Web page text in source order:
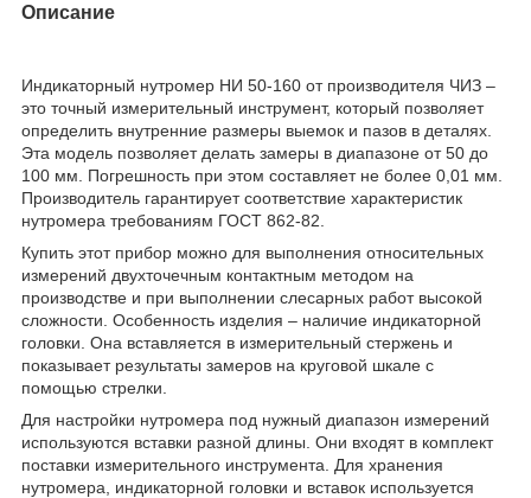
Описание
Индикаторный нутромер НИ 50-160 от производителя ЧИЗ –
это точный измерительный инструмент, который позволяет
определить внутренние размеры выемок и пазов в деталях.
Эта модель позволяет делать замеры в диапазоне от 50 до
100 мм. Погрешность при этом составляет не более 0,01 мм.
Производитель гарантирует соответствие характеристик
нутромера требованиям ГОСТ 862-82.
Купить этот прибор можно для выполнения относительных
измерений двухточечным контактным методом на
производстве и при выполнении слесарных работ высокой
сложности. Особенность изделия – наличие индикаторной
головки. Она вставляется в измерительный стержень и
показывает результаты замеров на круговой шкале с
помощью стрелки.
Для настройки нутромера под нужный диапазон измерений
используются вставки разной длины. Они входят в комплект
поставки измерительного инструмента. Для хранения
нутромера, индикаторной головки и вставок используется